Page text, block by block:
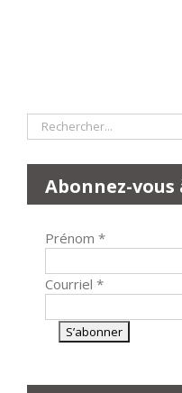
Rechercher:
Abonnez-
Prénom *
Courriel *